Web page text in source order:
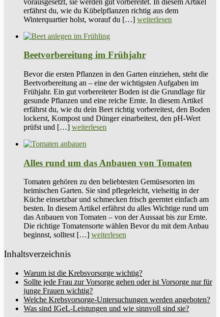
erfährst du, wie du Kübelpflanzen richtig aus dem
Winterquartier holst, worauf du […] weiterlesen
Beetvorbereitung im Frühjahr
Bevor die ersten Pflanzen in den Garten einziehen, steht die
Beetvorbereitung an – eine der wichtigsten Aufgaben im
Frühjahr. Ein gut vorbereiteter Boden ist die Grundlage für
gesunde Pflanzen und eine reiche Ernte. In diesem Artikel
erfährst du, wie du dein Beet richtig vorbereitest, den Boden
lockerst, Kompost und Dünger einarbeitest, den pH-Wert
prüfst und […] weiterlesen
Alles rund um das Anbauen von Tomaten
Tomaten gehören zu den beliebtesten Gemüsesorten im
heimischen Garten. Sie sind pflegeleicht, vielseitig in der
Küche einsetzbar und schmecken frisch geerntet einfach am
besten. In diesem Artikel erfährst du alles Wichtige rund um
das Anbauen von Tomaten – von der Aussaat bis zur Ernte.
Die richtige Tomatensorte wählen Bevor du mit dem Anbau
beginnst, solltest […] weiterlesen
Inhaltsverzeichnis
Warum ist die Krebsvorsorge wichtig?
Sollte jede Frau zur Vorsorge gehen oder ist Vorsorge nur für
junge Frauen wichtig?
Welche Krebsvorsorge-Untersuchungen werden angeboten?
Was sind IGeL-Leistungen und wie sinnvoll sind sie?